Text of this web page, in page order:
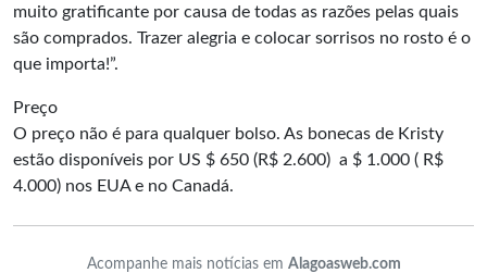
muito gratificante por causa de todas as razões pelas quais
são comprados. Trazer alegria e colocar sorrisos no rosto é o
que importa!”.
Preço
O preço não é para qualquer bolso. As bonecas de Kristy
estão disponíveis por US $ 650 (R$ 2.600) a $ 1.000 ( R$
4.000) nos EUA e no Canadá.
Acompanhe mais notícias em Alagoasweb.com